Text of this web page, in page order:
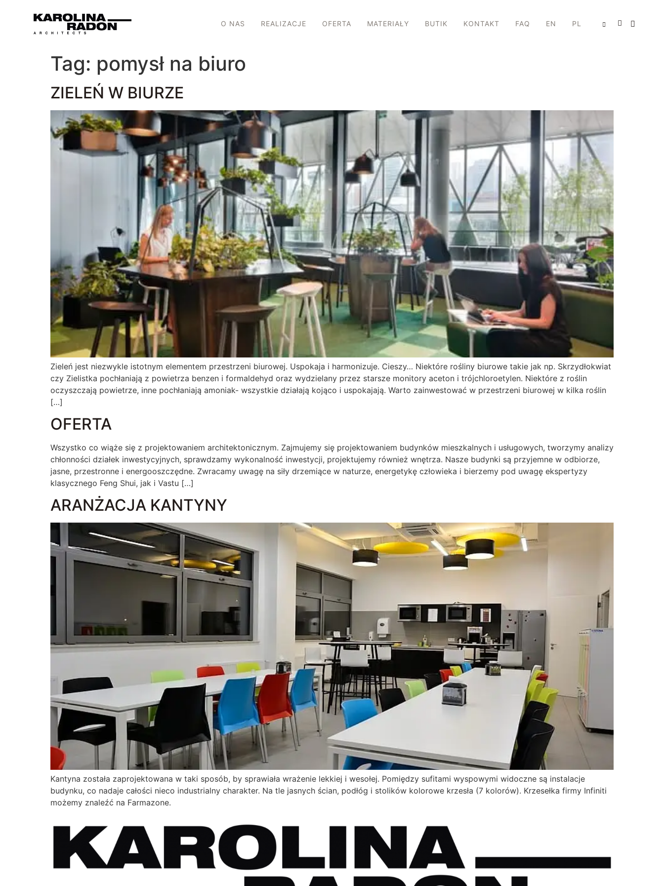
O NAS REALIZACJE OFERTA MATERIAŁY BUTIK KONTAKT FAQ EN PL
Tag: pomysł na biuro
ZIELEŃ W BIURZE
Zieleń jest niezwykle istotnym elementem przestrzeni biurowej. Uspokaja i harmonizuje. Cieszy… Niektóre rośliny biurowe takie jak np. Skrzydłokwiat
czy Zielistka pochłaniają z powietrza benzen i formaldehyd oraz wydzielany przez starsze monitory aceton i trójchloroetylen. Niektóre z roślin
oczyszczają powietrze, inne pochłaniają amoniak- wszystkie działają kojąco i uspokajają. Warto zainwestować w przestrzeni biurowej w kilka roślin
[…]
OFERTA
Wszystko co wiąże się z projektowaniem architektonicznym. Zajmujemy się projektowaniem budynków mieszkalnych i usługowych, tworzymy analizy
chłonności działek inwestycyjnych, sprawdzamy wykonalność inwestycji, projektujemy również wnętrza. Nasze budynki są przyjemne w odbiorze,
jasne, przestronne i energooszczędne. Zwracamy uwagę na siły drzemiące w naturze, energetykę człowieka i bierzemy pod uwagę ekspertyzy
klasycznego Feng Shui, jak i Vastu […]
ARANŻACJA KANTYNY
Kantyna została zaprojektowana w taki sposób, by sprawiała wrażenie lekkiej i wesołej. Pomiędzy sufitami wyspowymi widoczne są instalacje
budynku, co nadaje całości nieco industrialny charakter. Na tle jasnych ścian, podłóg i stolików kolorowe krzesła (7 kolorów). Krzesełka firmy Infiniti
możemy znaleźć na Farmazone.